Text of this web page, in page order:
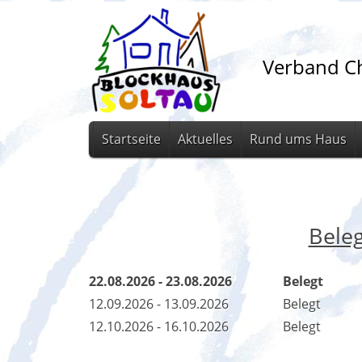
Verband
Startseite Aktuelles Rund ums Haus
22.08.2026 - 23.08.2026
Belegt
12.09.2026 - 13.09.2026
Belegt
12.10.2026 - 16.10.2026
Belegt